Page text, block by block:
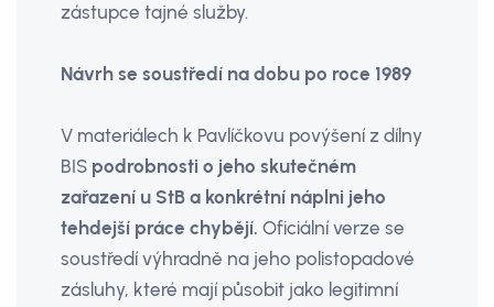
zástupce tajné služby.
Návrh se soustředí na dobu po roce 1989
V materiálech k Pavlíčkovu povýšení z dílny
BIS podrobnosti o jeho skutečném
zařazení u StB a konkrétní náplni jeho
tehdejší práce chybějí. Oficiální verze se
soustředí výhradně na jeho polistopadové
zásluhy, které mají působit jako legitimní